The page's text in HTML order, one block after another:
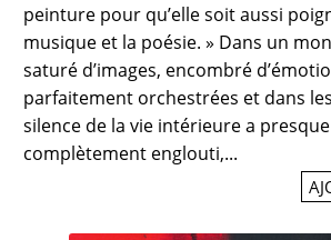
peinture pour qu’elle soit aussi
musique et la poésie. » Dans un
saturé d’images, encombré
parfaitement orchestrées et dans
silence de la vie intérieure a
complètement englouti,...